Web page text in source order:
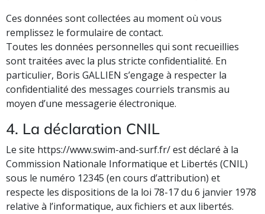
Ces données sont collectées au moment où vous
remplissez le formulaire de contact.
Toutes les données personnelles qui sont recueillies
sont traitées avec la plus stricte confidentialité. En
particulier, Boris GALLIEN s’engage à respecter la
confidentialité des messages courriels transmis au
moyen d’une messagerie électronique.
4. La déclaration CNIL
Le site https://www.swim-and-surf.fr/ est déclaré à la
Commission Nationale Informatique et Libertés (CNIL)
sous le numéro 12345 (en cours d’attribution) et
respecte les dispositions de la loi 78-17 du 6 janvier 1978
relative à l’informatique, aux fichiers et aux libertés.